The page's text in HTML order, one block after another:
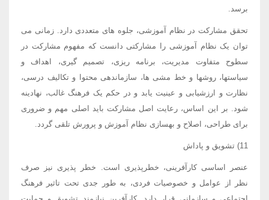
برسد.
تحقق مشارکت در نظام آموزشی، جلوه های متعددی دارد. زمانی می
توان یک نظام آموزشی را مشارکتی دانست که مفهوم مشارکت در
سطوح متفاوت مدیریت، برنامه ریزی، تصمیم گیری، اهداف و
سیاستها، روشها و خط مشی ها، سازماندهی محتوا و تکالیف درسی،
نظارت و ارزشیابی و عینیت یابد و در حکم یک فرهنگ غالب، نهادینه
شود. بر این اساس، رعایت اصل مشارکت باید اصلی مهم و ضروری
برای طراحی، اصلاح و بهسازی نظام آموزش و پرورش تلقی گردد.
11) تشویق و پاداش
عنصر اساسی کارآفرینی، خطرپذیری است. خطر پذیری نیز صرف
نظر از عوامل و خصوصیات فردی، به طور جدی تحت تاثیر فرهنگ